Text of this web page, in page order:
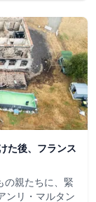
た後、フランス
の親たちに、緊
ンリ・マルタン